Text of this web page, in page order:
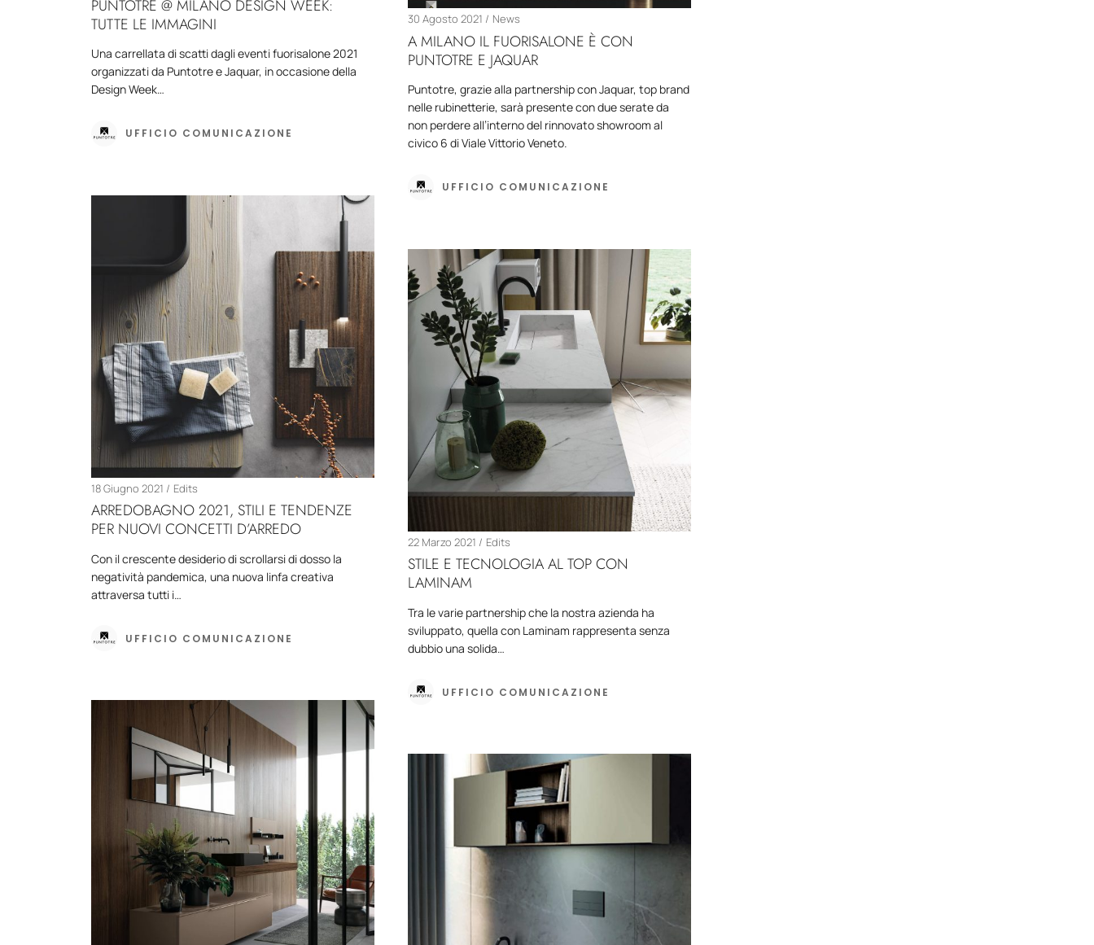
PUNTOTRE @ MILANO DESIGN WEEK:
TUTTE LE IMMAGINI
Una carrellata di scatti dagli eventi fuorisalone 2021
organizzati da Puntotre e Jaquar, in occasione della
Design Week…
UFFICIO COMUNICAZIONE
30 Agosto 2021 News
A MILANO IL FUORISALONE È CON
PUNTOTRE E JAQUAR
Puntotre, grazie alla partnership con Jaquar, top brand
nelle rubinetterie, sarà presente con due serate da
non perdere all’interno del rinnovato showroom al
civico 6 di Viale Vittorio Veneto.
UFFICIO COMUNICAZIONE
18 Giugno 2021 Edits
ARREDOBAGNO 2021, STILI E TENDENZE
PER NUOVI CONCETTI D’ARREDO
Con il crescente desiderio di scrollarsi di dosso la
negatività pandemica, una nuova linfa creativa
attraversa tutti i…
UFFICIO COMUNICAZIONE
22 Marzo 2021 Edits
STILE E TECNOLOGIA AL TOP CON
LAMINAM
Tra le varie partnership che la nostra azienda ha
sviluppato, quella con Laminam rappresenta senza
dubbio una solida…
UFFICIO COMUNICAZIONE